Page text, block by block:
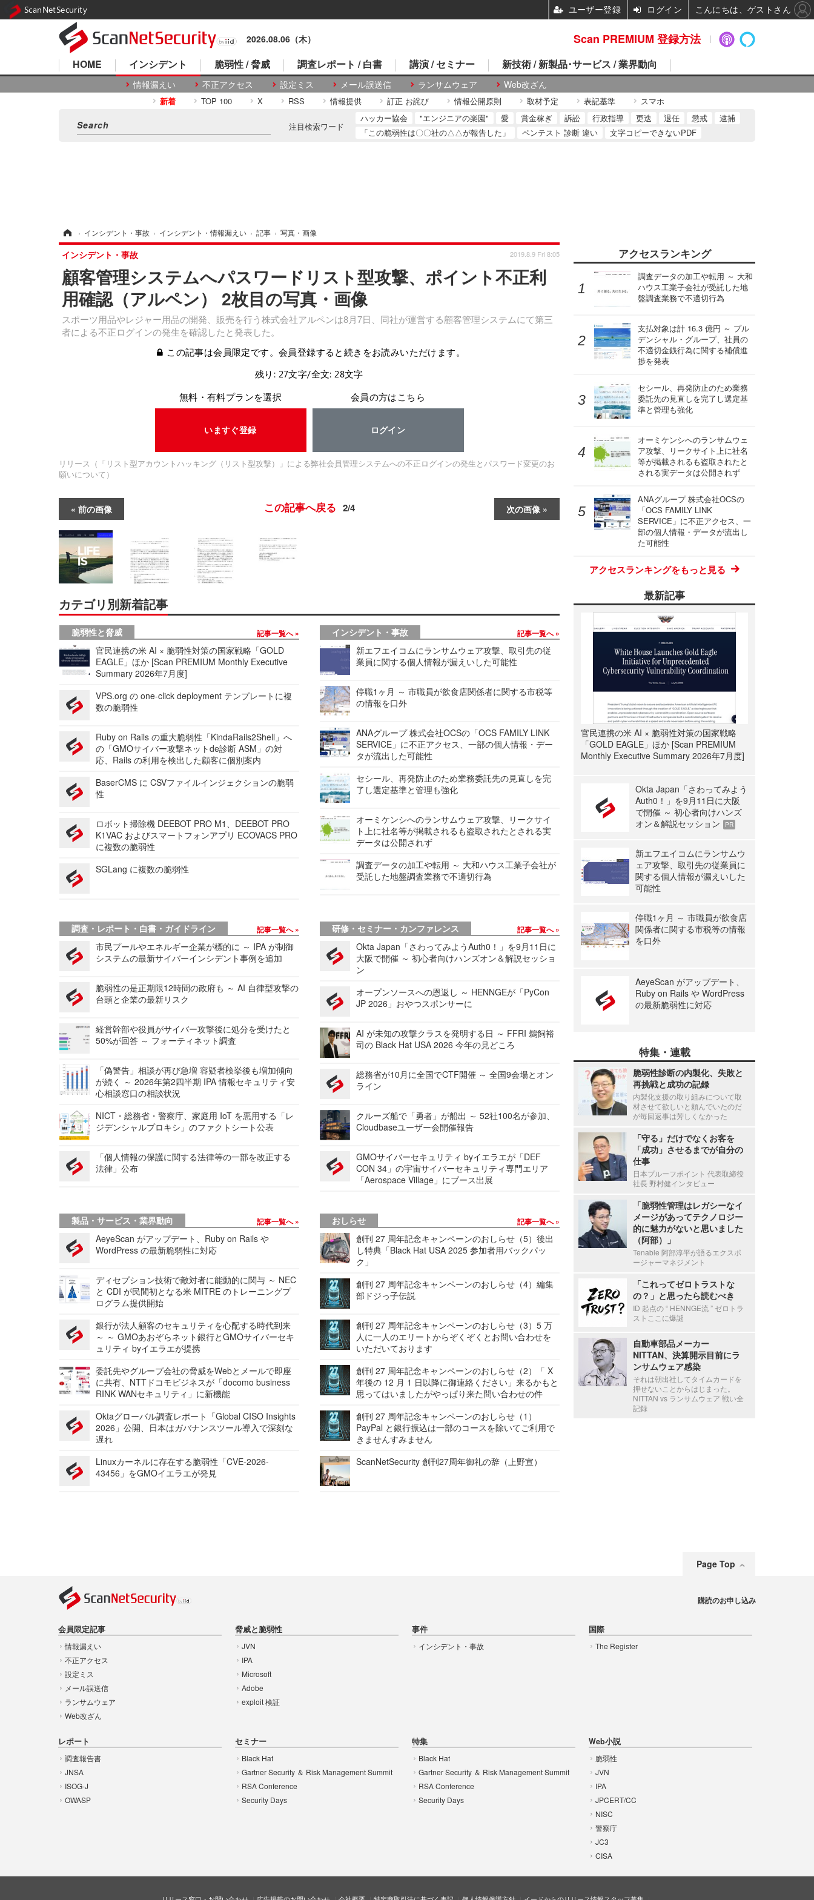
2026.08.06（木）
HOME インシデント
情報漏えい 不正アクセス 設定ミス メール誤送信 ランサムウェア Web改ざん
脆弱性 / 脅威 調査レポート / 白書 講演 / セミナー 新技術 / 新製品･サービス / 業界動向
新着 TOP 100 X RSS 情報提供 訂正 お詫び 情報公開原則 取材予定 表記基準 スマホ
注目検索ワード
ハッカー協会 "エンジニアの楽園" 愛 賞金稼ぎ 訴訟 行政指導 更迭 退任 懲戒
逮捕
「この脆弱性は〇〇社の△△が報告した」
ペンテスト 診断 違い 文字コピーできないPDF
› インシデント・事故 › インシデント・情報漏えい › 記事 › 写真・画像
顧客管理システムへパスワードリスト型攻撃、ポイント不正利
用確認（アルペン） 2枚目の写真・画像
スポーツ用品やレジャー用品の開発、販売を行う株式会社アルペンは8月7日、同社が運営する顧客管理システムにて第三
者による不正ログインの発生を確認したと発表した。
インシデント・事故 2019.8.9 Fri 8:05
この記事は会員限定です。会員登録すると続きをお読みいただけます。
残り: 27文字/全文: 28文字
無料・有料プランを選択
いますぐ登録
会員の方はこちら
ログイン
リリース（「リスト型アカウントハッキング（リスト型攻撃）」による弊社会員管理システムへの不正ログインの発生とパスワード変更のお
願いについて）
前の画像 次の画像
この記事へ戻る 2/4
カテゴリ別新着記事
脆弱性と脅威 記事一覧へ
官民連携の米 AI × 脆弱性対策の国家戦略「GOLD
EAGLE」ほか [Scan PREMIUM Monthly Executive
Summary 2026年7月度]
VPS.org の one-click deployment テンプレートに複
数の脆弱性
Ruby on Rails の重大脆弱性「KindaRails2Shell」へ
の「GMOサイバー攻撃ネットde診断 ASM」の対
応、Rails の利用を検出した顧客に個別案内
BaserCMS に CSVファイルインジェクションの脆弱
性
ロボット掃除機 DEEBOT PRO M1、DEEBOT PRO
K1VAC およびスマートフォンアプリ ECOVACS PRO
に複数の脆弱性
SGLang に複数の脆弱性
インシデント・事故 記事一覧へ
新エフエイコムにランサムウェア攻撃、取引先の従
業員に関する個人情報が漏えいした可能性
停職1ヶ月 ～ 市職員が飲食店関係者に関する市税等
の情報を口外
ANAグループ 株式会社OCSの「OCS FAMILY LINK
SERVICE」に不正アクセス、一部の個人情報・デー
タが流出した可能性
セシール、再発防止のため業務委託先の見直しを完
了し選定基準と管理も強化
オーミケンシへのランサムウェア攻撃、リークサイ
ト上に社名等が掲載されるも盗取されたとされる実
データは公開されず
調査データの加工や転用 ～ 大和ハウス工業子会社が
受託した地盤調査業務で不適切行為
調査・レポート・白書・ガイドライン 記事一覧へ
市民プールやエネルギー企業が標的に ～ IPA が制御
システムの最新サイバーインシデント事例を追加
脆弱性の是正期限12時間の政府も ～ AI 自律型攻撃の
台頭と企業の最新リスク
経営幹部や役員がサイバー攻撃後に処分を受けたと
50%が回答 ～ フォーティネット調査
「偽警告」相談が再び急増 容疑者検挙後も増加傾向
が続く ～ 2026年第2四半期 IPA 情報セキュリティ安
心相談窓口の相談状況
NICT・総務省・警察庁、家庭用 IoT を悪用する「レ
ジデンシャルプロキシ」のファクトシート公表
「個人情報の保護に関する法律等の一部を改正する
法律」公布
研修・セミナー・カンファレンス 記事一覧へ
Okta Japan「さわってみようAuth0！」を9月11日に
大阪で開催 ～ 初心者向けハンズオン＆解説セッショ
ン
オープンソースへの恩返し ～ HENNGEが「PyCon
JP 2026」おやつスポンサーに
AI が未知の攻撃クラスを発明する日 ～ FFRI 鵜飼裕
司の Black Hat USA 2026 今年の見どころ
総務省が10月に全国でCTF開催 ～ 全国9会場とオン
ライン
クルーズ船で「勇者」が船出 ～ 52社100名が参加、
Cloudbaseユーザー会開催報告
GMOサイバーセキュリティ byイエラエが「DEF
CON 34」の宇宙サイバーセキュリティ専門エリア
「Aerospace Village」にブース出展
製品・サービス・業界動向 記事一覧へ
AeyeScan がアップデート、Ruby on Rails や
WordPress の最新脆弱性に対応
ディセプション技術で敵対者に能動的に関与 ～ NEC
と CDI が民間初となる米 MITRE のトレーニングプ
ログラム提供開始
銀行が法人顧客のセキュリティを心配する時代到来
～ ～ GMOあおぞらネット銀行とGMOサイバーセキ
ュリティ byイエラエが提携
委託先やグループ会社の脅威をWebとメールで即座
に共有、NTTドコモビジネスが「docomo business
RINK WANセキュリティ」に新機能
Oktaグローバル調査レポート「Global CISO Insights
2026」公開、日本はガバナンスツール導入で深刻な
遅れ
Linuxカーネルに存在する脆弱性「CVE-2026-
43456」をGMOイエラエが発見
おしらせ 記事一覧へ
創刊 27 周年記念キャンペーンのおしらせ（5）後出
し特典「Black Hat USA 2025 参加者用バックパッ
ク」
創刊 27 周年記念キャンペーンのおしらせ（4）編集
部ドジっ子伝説
創刊 27 周年記念キャンペーンのおしらせ（3）5 万
人に一人のエリートからぞくぞくとお問い合わせを
いただいております
創刊 27 周年記念キャンペーンのおしらせ（2）「 X
年後の 12 月 1 日以降に御連絡ください」来るかもと
思ってはいましたがやっぱり来た問い合わせの件
創刊 27 周年記念キャンペーンのおしらせ（1）
PayPal と銀行振込は一部のコースを除いてご利用で
きませんすみません
ScanNetSecurity 創刊27周年御礼の辞（上野宣）
アクセスランキング
調査データの加工や転用 ～ 大和
ハウス工業子会社が受託した地
盤調査業務で不適切行為
支払対象は計 16.3 億円 ～ プル
デンシャル・グループ、社員の
不適切金銭行為に関する補償進
捗を発表
セシール、再発防止のため業務
委託先の見直しを完了し選定基
準と管理も強化
オーミケンシへのランサムウェ
ア攻撃、リークサイト上に社名
等が掲載されるも盗取されたと
される実データは公開されず
ANAグループ 株式会社OCSの
「OCS FAMILY LINK
SERVICE」に不正アクセス、一
部の個人情報・データが流出し
た可能性
アクセスランキングをもっと見る
最新記事
官民連携の米 AI × 脆弱性対策の国家戦略
「GOLD EAGLE」ほか [Scan PREMIUM
Monthly Executive Summary 2026年7月度]
Okta Japan「さわってみよう
Auth0！」を9月11日に大阪
で開催 ～ 初心者向けハンズ
オン＆解説セッション
PR
新エフエイコムにランサムウ
ェア攻撃、取引先の従業員に
関する個人情報が漏えいした
可能性
停職1ヶ月 ～ 市職員が飲食店
関係者に関する市税等の情報
を口外
AeyeScan がアップデート、
Ruby on Rails や WordPress
の最新脆弱性に対応
特集・連載
脆弱性診断の内製化、失敗と
再挑戦と成功の記録
内製化支援の取り組みについて取
材させて欲しいと頼んでいたのだ
が毎回返事は芳しくなかった
「守る」だけでなくお客を
「成功」させるまでが自分の
仕事
日本プルーフポイント 代表取締役
社長 野村健インタビュー
「脆弱性管理はレガシーなイ
メージがあってテクノロジー
的に魅力がないと思いました
（阿部）」
Tenable 阿部淳平が語るエクスポ
ージャーマネジメント
「これってゼロトラストな
の？」と思ったら読むべき
ID 起点の “ HENNGE流 ” ゼロトラ
ストここに爆誕
自動車部品メーカー
NITTAN、決算開示目前にラ
ンサムウェア感染
それは朝出社してタイムカードを
押せないことからはじまった。
NITTAN vs ランサムウェア 戦い全
記録
Page Top
会員限定記事
情報漏えい
不正アクセス
設定ミス
メール誤送信
ランサムウェア
Web改ざん
脅威と脆弱性
JVN
IPA
Microsoft
Adobe
exploit 検証
事件
インシデント・事故
国際
The Register
レポート
調査報告書
JNSA
ISOG-J
OWASP
セミナー
Black Hat
Gartner Security ＆ Risk Management Summit
RSA Conference
Security Days
特集
Black Hat
Gartner Security ＆ Risk Management Summit
RSA Conference
Security Days
Web小説
脆弱性
JVN
IPA
JPCERT/CC
NISC
警察庁
JC3
CISA
購読のお申し込み
Scan PREMIUM 登録方法
ScanNetSecurity ユーザー登録 ログイン こんにちは、ゲストさん